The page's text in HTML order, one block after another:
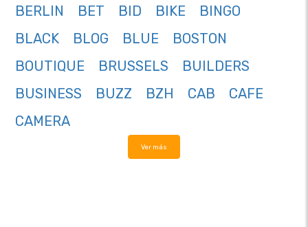
BERLIN
BET BID BIKE
BINGO
BLACK
BLOG BLUE
BOSTON
BOUTIQUE
BRUSSELS
BUILDERS
BUSINESS
BUZZ BZH CAB
CAFE
CAMERA
Ver más